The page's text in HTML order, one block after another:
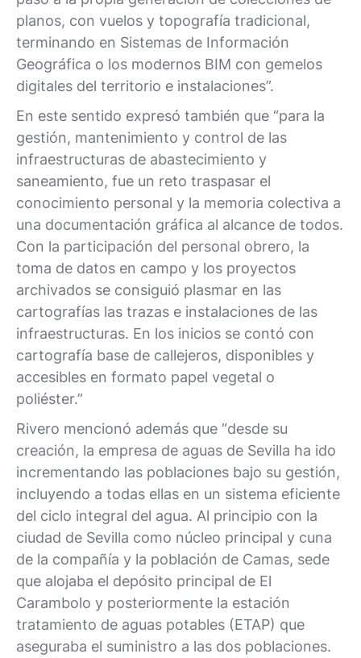
planos, con vuelos y topografía tradicional,
terminando en Sistemas de Información
Geográfica o los modernos BIM con gemelos
digitales del territorio e instalaciones”.
En este sentido expresó también que “para la
gestión, mantenimiento y control de las
infraestructuras de abastecimiento y
saneamiento, fue un reto traspasar el
conocimiento personal y la memoria colectiva a
una documentación gráfica al alcance de todos.
Con la participación del personal obrero, la
toma de datos en campo y los proyectos
archivados se consiguió plasmar en las
cartografías las trazas e instalaciones de las
infraestructuras. En los inicios se contó con
cartografía base de callejeros, disponibles y
accesibles en formato papel vegetal o
poliéster.”
Rivero mencionó además que “desde su
creación, la empresa de aguas de Sevilla ha ido
incrementando las poblaciones bajo su gestión,
incluyendo a todas ellas en un sistema eficiente
del ciclo integral del agua. Al principio con la
ciudad de Sevilla como núcleo principal y cuna
de la compañía y la población de Camas, sede
que alojaba el depósito principal de El
Carambolo y posteriormente la estación
tratamiento de aguas potables (ETAP) que
aseguraba el suministro a las dos poblaciones.